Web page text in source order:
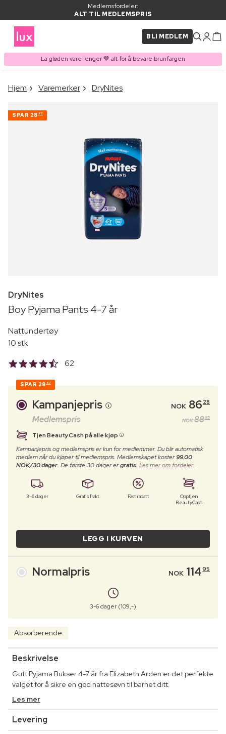
Medlemsfordeler:
ALT TIL MEDLEMSPRIS
BLI MEDLEM
La gløden vare lenger 🤎 alt for å bevare brunfargen
VARE LAGT I
Kjøpes ofte sammen med
Hjem Varemerker DryNites
SPAR 28 67
DryNites
Boy Pyjama Pants 4-7 år
Nattundertøy
10 stk
62
SPAR 28 67
Kampanjepris NOK 86 28
Medlemspris NOK 8895
Tjen BeautyCash på alle kjøp
Kampanjepris og medlemspris er kun for medlemmer. Du blir automatisk
medlem når du kjøper til medlemspris. Medlemskapet koster99.00
NOK/30 dager. De første 30 dager ergratis. Les mer om fordeler.
3–6 dager Gratis frakt Fast rabatt
Opptjen
BeautyCash
LEGG I KURVEN
Normalpris NOK 11495
3-6 dager (109,-)
Absorberende
Beskrivelse
Gutt Pyjama Bukser 4-7 år fra Elizabeth Arden er det perfekte
valget for å sikre en god nattesøvn til barnet ditt.
Les mer
Levering